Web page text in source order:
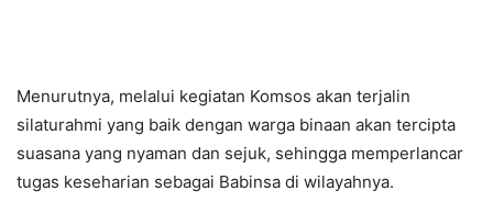
Menurutnya, melalui kegiatan Komsos akan terjalin
silaturahmi yang baik dengan warga binaan akan tercipta
suasana yang nyaman dan sejuk, sehingga memperlancar
tugas keseharian sebagai Babinsa di wilayahnya.